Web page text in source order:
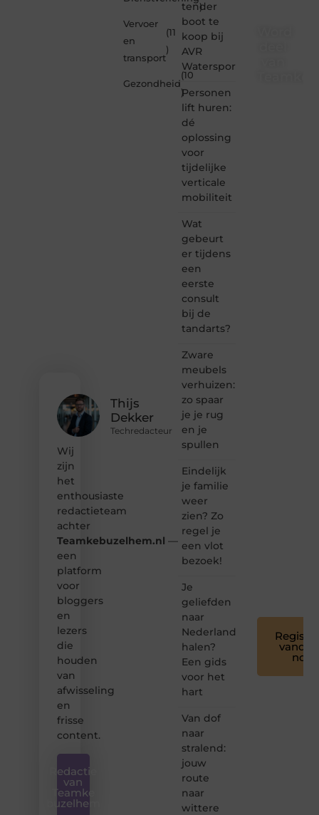
Thijs
Dekker
Techredacteur
Wij
zijn
het
enthousiaste
redactieteam
achter
Teamkebuzelhem.nl —
een
platform
voor
bloggers
en
lezers
die
houden
van
afwisseling
en
frisse
content.
Redactie
van
Teamke
buzelhem
)
Vervoer
en
transport
(11
)
Gezondheid
(10
)
tender
boot te
koop bij
AVR
Watersport
Personen
lift huren:
dé
oplossing
voor
tijdelijke
verticale
mobiliteit
Wat
gebeurt
er tijdens
een
eerste
consult
bij de
tandarts?
Zware
meubels
verhuizen:
zo spaar
je je rug
en je
spullen
Eindelijk
je familie
weer
zien? Zo
regel je
een vlot
bezoek!
Je
geliefden
naar
Nederland
halen?
Een gids
voor het
hart
Van dof
naar
stralend:
jouw
route
naar
wittere
nog